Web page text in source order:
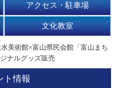
アクセス・駐車場
文化教室
術館×富山県民会館「富山まち
ナルグッズ販売
ト情報